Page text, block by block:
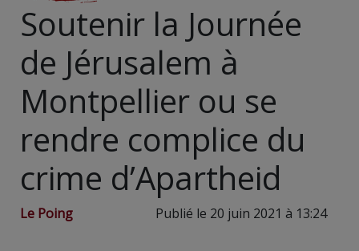
Soutenir la Journée
de Jérusalem à
Montpellier ou se
rendre complice du
crime d’Apartheid
Le Poing Publié le 20 juin 2021 à 13:24